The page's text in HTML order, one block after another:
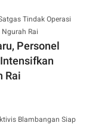
Personel
Rai